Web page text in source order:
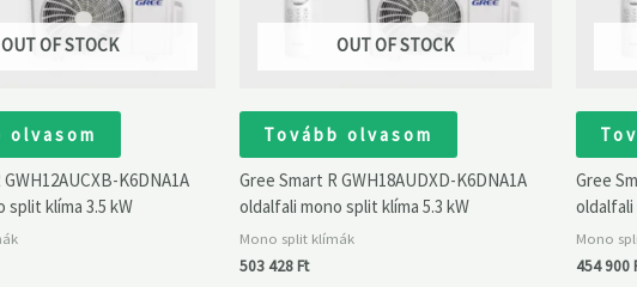
OUT OF STOCK
olvasom
K6DNA1A
split klíma 3.5 kW
OUT OF STOCK
Tovább olvasom
Gree Smart R GWH18AUDXD-K6DNA1A
oldalfali mono split klíma 5.3 kW
Mono split klímák
503 428Ft
Gree
oldalfali
Mono
454 900